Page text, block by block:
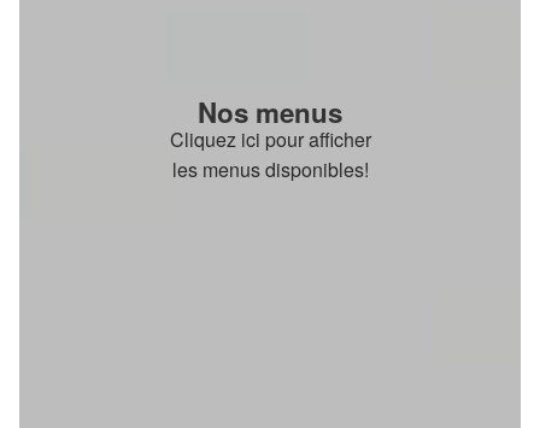
Nos menus
Cliquez ici pour afficher
les menus disponibles!